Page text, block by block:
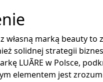
własną marką beauty
solidnej strategii
LUÃRE w Polsce,
elementem jest